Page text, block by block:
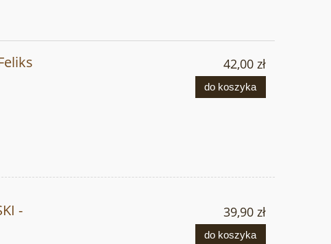
42,00 zł
do koszyka
- 39,90 zł
do koszyka